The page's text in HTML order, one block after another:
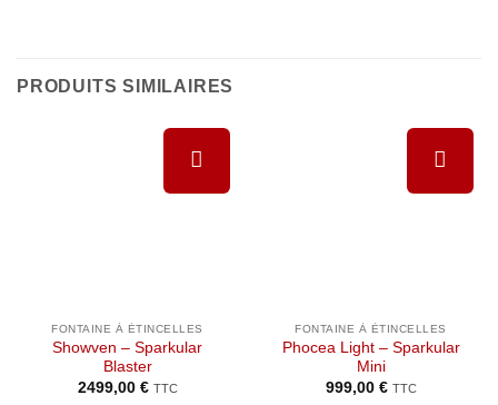
PRODUITS SIMILAIRES
FONTAINE À ÉTINCELLES
Showven – Sparkular
Blaster
2499,00 € TTC
FONTAINE À ÉTINCELLES
Phocea Light – Sparkular
Mini
999,00 € TTC